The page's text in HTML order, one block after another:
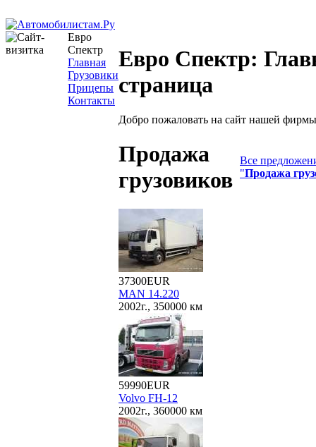
Евро
Спектр
Главная
Грузовики
Прицепы
Контакты
Евро Спектр:
страница
Добро пожаловать на сайт нашей
Продажа
грузовиков
Все
"Продажа
37300EUR
MAN 14.220
2002г., 350000 км
59990EUR
Volvo FH-12
2002г., 360000 км